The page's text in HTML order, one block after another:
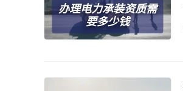
办理电力承装资质需
要多少钱